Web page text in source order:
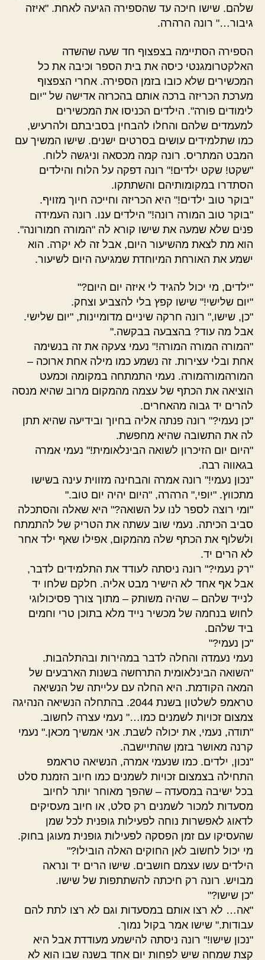
שלהם. שישו חיכה עד שהספירה הגיעה לאחת. "איזה
גיבור…" רונה הרהרה.
הספירה הסתיימה בצפצוף חד שעה שהשדה
האלקטרומגנטי כיסה את בית הספר וכיבה את כל
המכשירים שלא כובו בזמן הספירה. אחרי הצפצוף
מערכת הכריזה ברכה אותם בהכרזה אדישה של "יום
לימודים פורה". הילדים הכניסו את המכשירים
למעמדים שלהם והחלו להבחין בסביבתם ולהרעיש,
כמו שתלמידים עושים בסרטים ישנים. שישו המשיך עם
המבט המתריס. רונה קמה מכסאה וניגשה ללוח.
"שקט! שקט ילדים!" רונה דפקה על הלוח והילדים
הסתדרו במקומותיהם והשתתקו.
"בוקר טוב ילדים!" היא הכריזה וחייכה חיוך מזויף.
"בוקר טוב המורה רונה!" הילדים ענו. רונה העמידה
פנים שלא שמעה את שישו קורא לה "המורה חמורונה".
הוא מת לצאת מהשיעור היום, אבל זה לא יקרה. הוא
ישמע את האורחת המיוחדת שמגיעה היום לשיעור.
"ילדים, מי יכול להגיד לי איזה יום היום?"
"יום שלישי!" שישו קפץ בלי להצביע וצחק.
"כן, שישו," רונה חרקה שיניים מדומיינות, "יום שלישי.
אבל מה עוד? בהצבעה בבקשה."
"המורה המורה המורה!" נעמי צעקה את זה בנשימה
אחת ובלי עצירות. זה נשמע כמו מילה אחת ארוכה –
המורהמורהמורה. נעמי התמתחה במקומה וכמעט
הוציאה את הכתף של עצמה מהמקום מרוב שהיא מנסה
להרים יד גבוה מהאחרים.
"כן נעמי?" רונה פנתה אליה בחיוך ובידיעה שהיא תתן
לה את התשובה שהיא מחפשת.
"היום יום הזיכרון לשואה הבינלאומית!" נעמי אמרה
בגאווה רבה.
"נכון נעמי!" רונה אמרה והבחינה מזווית עינה בשישו
מתכווץ. "יופי," הרהרה, "היום יהיה יום טוב."
"ומי רוצה לספר לנו על השואה?" היא שאלה והסתכלה
סביב הכיתה. נעמי שוב עשתה את הטריק של להתמתח
ולשלוף את הכתף שלה מהמקום, אפילו שאף ילד אחר
לא הרים יד.
"רק נעמי?" רונה ניסתה לעודד את התלמידים לדבר,
אבל אף אחד לא הישיר מבט אליה. חלקם שלחו יד
לנייד שלהם – שהיה משותק – מתוך צורך פסיכולוגי
לחוש בנחמה של מכשיר נייד מלא בתוכן טרי וחמים
ביד שלהם.
"כן נעמי?"
נעמי נעמדה והחלה לדבר במהירות ובהתלהבות.
"השואה הבינלאומית התרחשה בשנות הארבעים של
המאה הקודמת. היא החלה עם עלייתה של הנשיאה
טראמפ לשלטון בשנת 2044. בהתחלה הנשיאה הנהיגה
צמצום זכויות לשמנים כמו…" נעמי עצרה לחשוב.
"תודה, נעמי, את יכולה לשבת. אני אמשיך מכאן." נעמי
קרנה מאושר בזמן שהתיישבה.
"נכון, ילדים. כמו שנעמי אמרה, הנשיאה טראמפ
התחילה בצמצום זכויות לשמנים כמו חיוב הזמנת סלט
בכל ישיבה במסעדה – שהפך מאוחר יותר לחיוב
מסעדות למכור לשמנים רק סלט, או חיוב מעסיקים
לדאוג לאפשרות נוחה לפעילות גופנית לכל שמן
שהעסיקו עם זמן הפסקה לפעילות גופנית מעוגן בחוק.
מי יכול לחשוב לאן החוקים האלה הובילו?"
הילדים עשו עצמם חושבים. שישו הרים יד ונראה
מבויש. רונה רק חיכתה להשתתפות של שישו.
"כן שישו?"
"אה… לא רצו אותם במסעדות וגם לא רצו לתת להם
עבודות." שישו אמר בקול נמוך.
"נכון שישו!" רונה ניסתה להישמע מעודדת אבל היא
קצת שמחה שיש לפחות יום אחד בשנה שבו הוא לא